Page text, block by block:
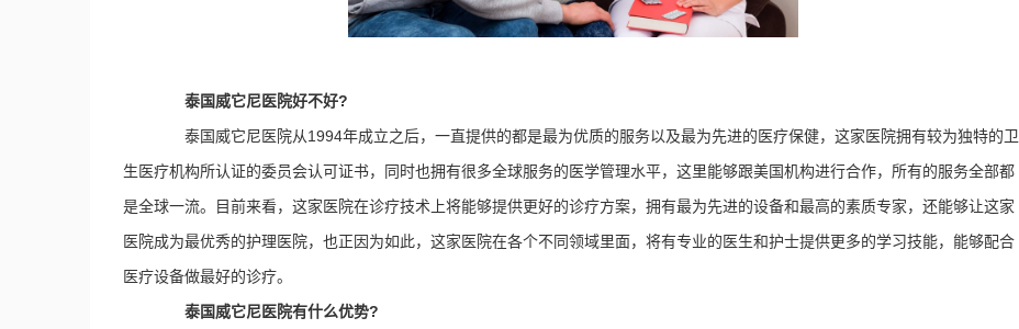
泰国威它尼医院好不好?
泰国威它尼医院从1994年成立之后，一直提供的都是最为优质的服务以及最为先进的医疗保健，这家医院拥有较为独特的卫
生医疗机构所认证的委员会认可证书，同时也拥有很多全球服务的医学管理水平，这里能够跟美国机构进行合作，所有的服务全部都
是全球一流。目前来看，这家医院在诊疗技术上将能够提供更好的诊疗方案，拥有最为先进的设备和最高的素质专家，还能够让这家
医院成为最优秀的护理医院，也正因为如此，这家医院在各个不同领域里面，将有专业的医生和护士提供更多的学习技能，能够配合
医疗设备做最好的诊疗。
泰国威它尼医院有什么优势?